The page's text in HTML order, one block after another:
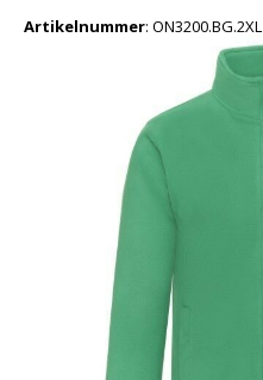
Artikelnummer: ON3200.BG.2XL